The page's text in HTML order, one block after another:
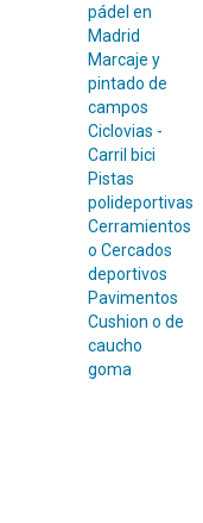
pádel en
Madrid
Marcaje y
pintado de
campos
Ciclovias -
Carril bici
Pistas
polideportivas
Cerramientos
o Cercados
deportivos
Pavimentos
Cushion o de
caucho
goma